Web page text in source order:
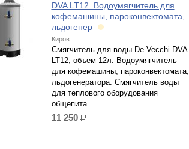
DVA LT12. Водоумягчитель для
кофемашины, пароконвектомата,
льдогенер
Киров
Смягчитель​ для воды De Vecchi DVA
LT12, объем 12л. Водоумягчитель
для кофемашины, пароконвектомата,
льдогенератора. Смягчитель воды
для теплового оборудования
общепита
11 250 р.